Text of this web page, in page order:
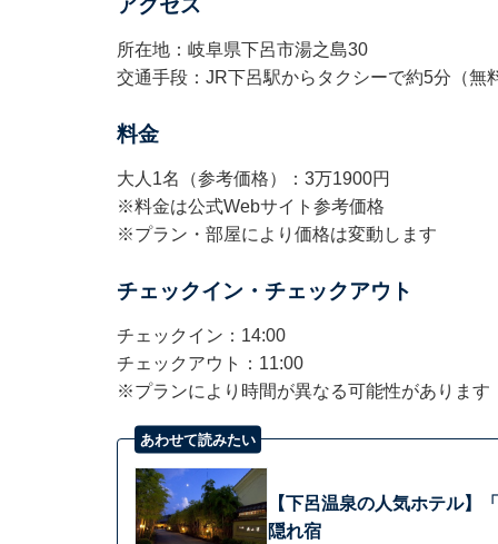
アクセス
所在地：岐阜県下呂市湯之島30
交通手段：JR下呂駅からタクシーで約5分（
料金
大人1名（参考価格）：3万1900円
※料金は公式Webサイト参考価格
※プラン・部屋により価格は変動します
チェックイン・チェックアウト
チェックイン：14:00
チェックアウト：11:00
※プランにより時間が異なる可能性があります
あわせて読みたい
【下呂温泉の人気ホテル】
隠れ宿